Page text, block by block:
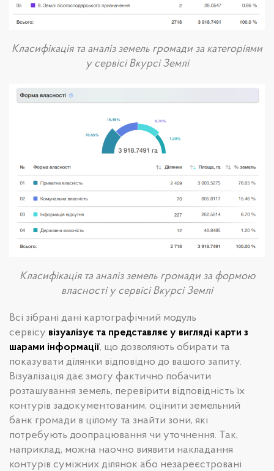
Класифікація та аналіз земель громади за категоріями
у сервісі Вкурсі Землі
Класифікація та аналіз земель громади за формою
власності у сервісі Вкурсі Землі
Всі зібрані дані картографічний модуль
сервісу візуалізує та представляє у вигляді карти з
шарами інформації, що дозволяють обирати та
показувати ділянки відповідно до вашого запиту.
Візуалізація дає змогу фактично побачити
розташування земель, перевірити відповідність їх
контурів задокументованим, оцінити земельний
банк громади в цілому та знайти зони, які
потребують доопрацювання чи уточнення. Так,
наприклад, можна наочно виявити накладання
контурів суміжних ділянок або незареєстровані